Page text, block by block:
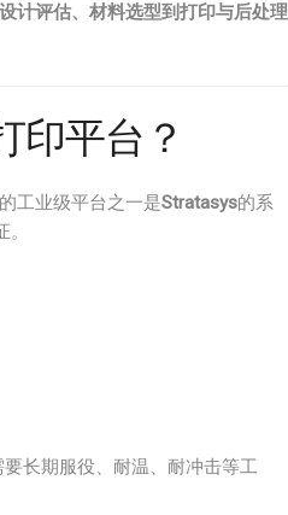
计评估、材料选型到打印与后处理
印平台？
工业级平台之一是Stratasys的系
长期服役、耐温、耐冲击等工